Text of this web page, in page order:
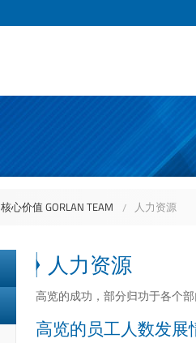
核心价值 GORLAN TEAM 人力资源
人力资源
高览的成功，部分归功于各个
高览的员工人数发展